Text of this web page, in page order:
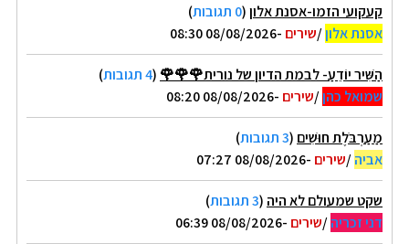
קעקועי הזמו-אסנת אלון(0 תגובות
)
אסנת אלון/שירים -08/08/2026 08:30
הַשִּׁיר יוֹדֵעַ- לבמת הדיון של נורית🌹🌹🌹 (4 תגובות
)
שמואל כהן/שירים -08/08/2026 08:20
מַעַרְבֹּלֶת חוּשִׁים (3 תגובות
)
אביה/שירים -08/08/2026 07:27
שקט שמעולם לא היה (3 תגובות
)
דני זכריה/שירים -08/08/2026 06:39